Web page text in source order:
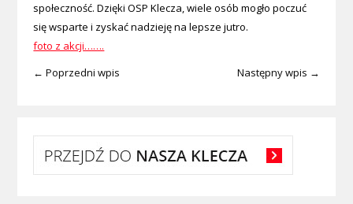
społeczność. Dzięki OSP Klecza, wiele osób mogło poczuć
się wsparte i zyskać nadzieję na lepsze jutro.
foto z akcji…….
← Poprzedni wpis
Następny wpis →